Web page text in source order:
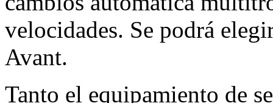
velocidades. Se podrá
Avant.
Tanto el equipamiento de